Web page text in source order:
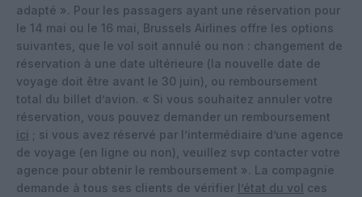
adapté ». Pour les passagers ayant une réservation pour
le 14 mai ou le 16 mai, Brussels Airlines offre les options
suivantes, que le vol soit annulé ou non : changement de
réservation à une date ultérieure (la nouvelle date de
voyage doit être avant le 30 juin), ou remboursement
total du billet d’avion. « Si vous souhaitez annuler votre
réservation, vous pouvez demander un remboursement
ici ; si vous avez réservé par l’intermédiaire d’une agence
de voyage (en ligne ou non), veuillez svp contacter votre
agence pour obtenir le remboursement ». La compagnie
demande à tous ses clients de vérifier l’état du vol ces